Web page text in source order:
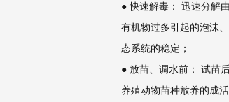
● 快速解毒： 迅速分解
有机物过多引起的泡沫
态系统的稳定；
● 放苗、调水前： 试苗
养殖动物苗种放养的成